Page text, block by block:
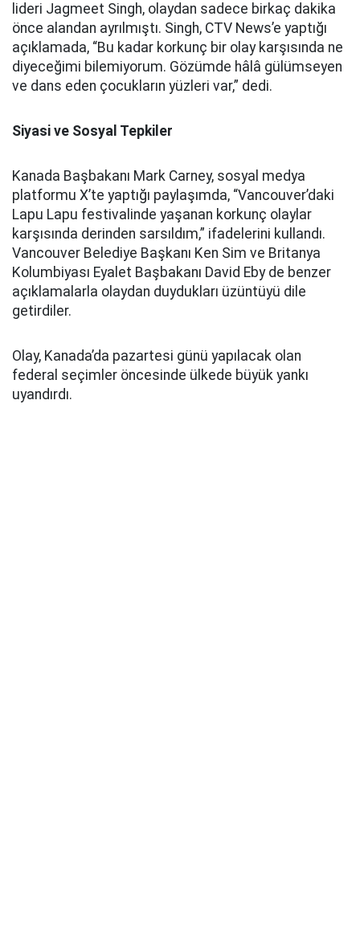
lideri Jagmeet Singh, olaydan sadece birkaç dakika
önce alandan ayrılmıştı. Singh, CTV News’e yaptığı
açıklamada, “Bu kadar korkunç bir olay karşısında ne
diyeceğimi bilemiyorum. Gözümde hâlâ gülümseyen
ve dans eden çocukların yüzleri var,” dedi.
Siyasi ve Sosyal Tepkiler
Kanada Başbakanı Mark Carney, sosyal medya
platformu X’te yaptığı paylaşımda, “Vancouver’daki
Lapu Lapu festivalinde yaşanan korkunç olaylar
karşısında derinden sarsıldım,” ifadelerini kullandı.
Vancouver Belediye Başkanı Ken Sim ve Britanya
Kolumbiyası Eyalet Başbakanı David Eby de benzer
açıklamalarla olaydan duydukları üzüntüyü dile
getirdiler.
Olay, Kanada’da pazartesi günü yapılacak olan
federal seçimler öncesinde ülkede büyük yankı
uyandırdı.